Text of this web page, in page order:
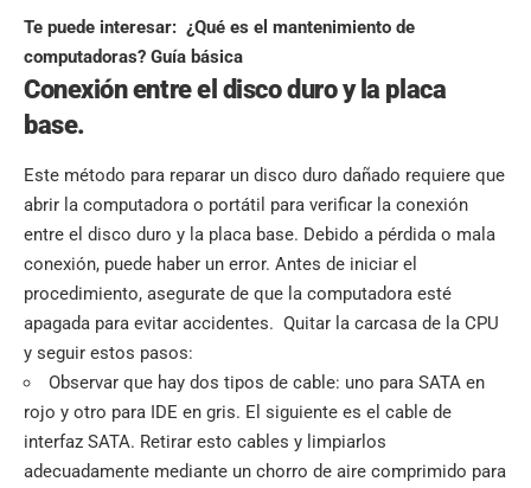
Te puede interesar: ¿Qué es el mantenimiento de
computadoras? Guía básica
Conexión entre el disco duro y la placa
base.
Este método para reparar un disco duro dañado requiere que
abrir la computadora o portátil para verificar la conexión
entre el disco duro y la placa base. Debido a pérdida o mala
conexión, puede haber un error. Antes de iniciar el
procedimiento, asegurate de que la computadora esté
apagada para evitar accidentes. Quitar la carcasa de la CPU
y seguir estos pasos:
Observar que hay dos tipos de cable: uno para SATA en
rojo y otro para IDE en gris. El siguiente es el cable de
interfaz SATA. Retirar esto cables y limpiarlos
adecuadamente mediante un chorro de aire comprimido para